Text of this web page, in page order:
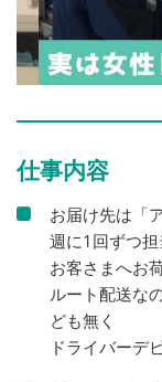
仕事内容
お届け先は「
週に1回ずつ担
お客さまへお
ルート配送な
ども無く
ドライバーデ